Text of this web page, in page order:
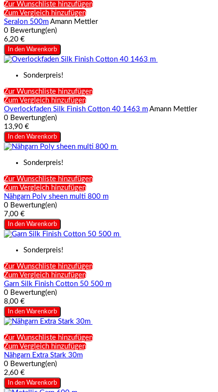
Zur Wunschliste hinzufügen
Zum Vergleich hinzufügen
Seralon 500m Amann Mettler
0 Bewertung(en)
6,20 €
In den Warenkorb
Sonderpreis!
Zur Wunschliste hinzufügen
Zum Vergleich hinzufügen
Overlockfaden Silk Finish Cotton 40 1463 m Amann Mettler
0 Bewertung(en)
13,90 €
In den Warenkorb
Sonderpreis!
Zur Wunschliste hinzufügen
Zum Vergleich hinzufügen
Nähgarn Poly sheen multi 800 m
0 Bewertung(en)
7,00 €
In den Warenkorb
Sonderpreis!
Zur Wunschliste hinzufügen
Zum Vergleich hinzufügen
Garn Silk Finish Cotton 50 500 m
0 Bewertung(en)
8,00 €
In den Warenkorb
Zur Wunschliste hinzufügen
Zum Vergleich hinzufügen
Nähgarn Extra Stark 30m
0 Bewertung(en)
2,60 €
In den Warenkorb